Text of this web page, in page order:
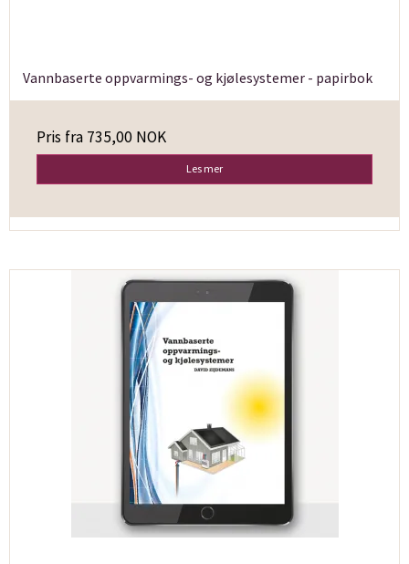
Vannbaserte oppvarmings- og kjølesystemer - papirbok
Pris fra 735,00 NOK
Les mer